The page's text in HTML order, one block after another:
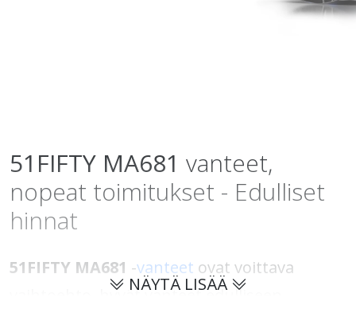
51FIFTY MA681 vanteet,
nopeat toimitukset - Edulliset
hinnat
51FIFTY MA681 -vanteet ovat voittava
vaihtoehto, hyvät vanteet edulliseen
NÄYTÄ LISÄÄ